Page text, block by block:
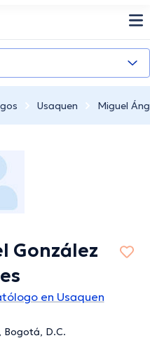
Usaquen Miguel
González
en Usaquen
Bogotá, D.C.